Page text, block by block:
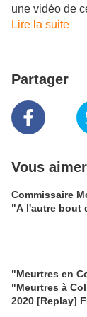
une vidéo de
Lire la suite
Partager
Vous
Commissaire
"A l'autre bout
"Meurtres en
"Meurtres à
2020 [Replay]